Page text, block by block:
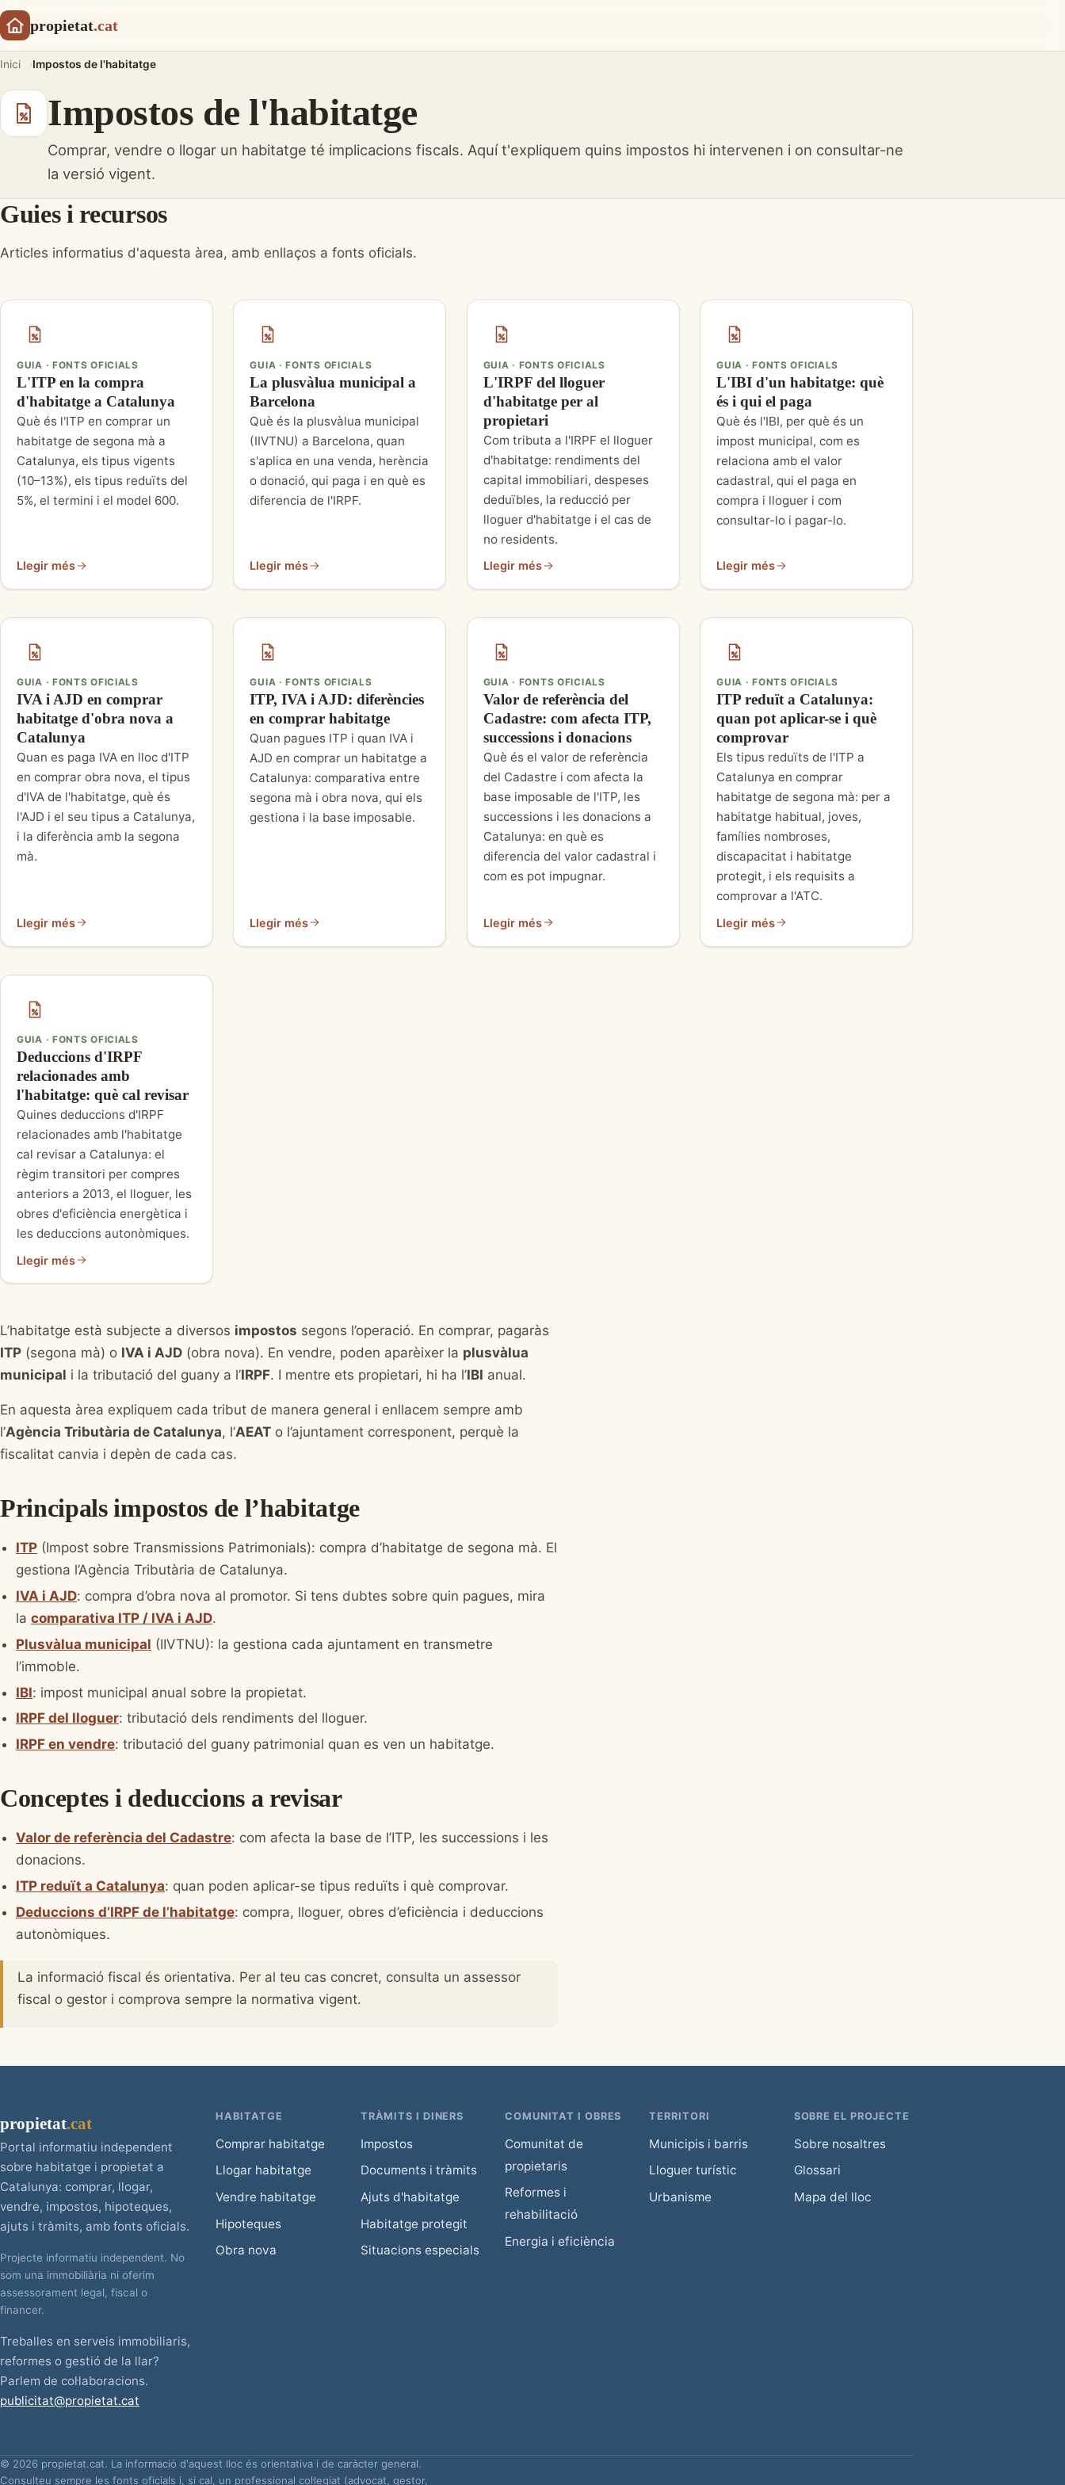
propietat.cat
Inici Impostos de l'habitatge
Impostos de l'habitatge
Comprar, vendre o llogar un habitatge té implicacions fiscals. Aquí t'expliquem quins impostos hi intervenen i on consultar-ne
la versió vigent.
Guies i recursos
Articles informatius d'aquesta àrea, amb enllaços a fonts oficials.
GUIA · FONTS OFICIALS
L'ITP en la compra
d'habitatge a Catalunya
Què és l'ITP en comprar un
habitatge de segona mà a
Catalunya, els tipus vigents
(10–13%), els tipus reduïts del
5%, el termini i el model 600.
Llegir més
GUIA · FONTS OFICIALS
La plusvàlua municipal a
Barcelona
Què és la plusvàlua municipal
(IIVTNU) a Barcelona, quan
s'aplica en una venda, herència
o donació, qui paga i en què es
diferencia de l'IRPF.
Llegir més
GUIA · FONTS OFICIALS
L'IRPF del lloguer
d'habitatge per al
propietari
Com tributa a l'IRPF el lloguer
d'habitatge: rendiments del
capital immobiliari, despeses
deduïbles, la reducció per
lloguer d'habitatge i el cas de
no residents.
Llegir més
GUIA · FONTS OFICIALS
L'IBI d'un habitatge: què
és i qui el paga
Què és l'IBI, per què és un
impost municipal, com es
relaciona amb el valor
cadastral, qui el paga en
compra i lloguer i com
consultar-lo i pagar-lo.
Llegir més
GUIA · FONTS OFICIALS
IVA i AJD en comprar
habitatge d'obra nova a
Catalunya
Quan es paga IVA en lloc d'ITP
en comprar obra nova, el tipus
d'IVA de l'habitatge, què és
l'AJD i el seu tipus a Catalunya,
i la diferència amb la segona
mà.
Llegir més
GUIA · FONTS OFICIALS
ITP, IVA i AJD: diferències
en comprar habitatge
Quan pagues ITP i quan IVA i
AJD en comprar un habitatge a
Catalunya: comparativa entre
segona mà i obra nova, qui els
gestiona i la base imposable.
Llegir més
GUIA · FONTS OFICIALS
Valor de referència del
Cadastre: com afecta ITP,
successions i donacions
Què és el valor de referència
del Cadastre i com afecta la
base imposable de l'ITP, les
successions i les donacions a
Catalunya: en què es
diferencia del valor cadastral i
com es pot impugnar.
Llegir més
GUIA · FONTS OFICIALS
ITP reduït a Catalunya:
quan pot aplicar-se i què
comprovar
Els tipus reduïts de l'ITP a
Catalunya en comprar
habitatge de segona mà: per a
habitatge habitual, joves,
famílies nombroses,
discapacitat i habitatge
protegit, i els requisits a
comprovar a l'ATC.
Llegir més
GUIA · FONTS OFICIALS
Deduccions d'IRPF
relacionades amb
l'habitatge: què cal revisar
Quines deduccions d'IRPF
relacionades amb l'habitatge
cal revisar a Catalunya: el
règim transitori per compres
anteriors a 2013, el lloguer, les
obres d'eficiència energètica i
les deduccions autonòmiques.
Llegir més
L’habitatge està subjecte a diversos impostos segons l’operació. En comprar, pagaràs
ITP (segona mà) o IVA i AJD (obra nova). En vendre, poden aparèixer la plusvàlua
municipal i la tributació del guany a l’IRPF. I mentre ets propietari, hi ha l’IBI anual.
En aquesta àrea expliquem cada tribut de manera general i enllacem sempre amb
l’Agència Tributària de Catalunya, l’AEAT o l’ajuntament corresponent, perquè la
fiscalitat canvia i depèn de cada cas.
Principals impostos de l’habitatge
ITP (Impost sobre Transmissions Patrimonials): compra d’habitatge de segona mà. El
gestiona l’Agència Tributària de Catalunya.
IVA i AJD: compra d’obra nova al promotor. Si tens dubtes sobre quin pagues, mira
la comparativa ITP / IVA i AJD.
Plusvàlua municipal (IIVTNU): la gestiona cada ajuntament en transmetre
l’immoble.
IBI: impost municipal anual sobre la propietat.
IRPF del lloguer: tributació dels rendiments del lloguer.
IRPF en vendre: tributació del guany patrimonial quan es ven un habitatge.
Conceptes i deduccions a revisar
Valor de referència del Cadastre: com afecta la base de l’ITP, les successions i les
donacions.
ITP reduït a Catalunya: quan poden aplicar-se tipus reduïts i què comprovar.
Deduccions d’IRPF de l’habitatge: compra, lloguer, obres d’eficiència i deduccions
autonòmiques.
La informació fiscal és orientativa. Per al teu cas concret, consulta un assessor
fiscal o gestor i comprova sempre la normativa vigent.
propietat.cat
Portal informatiu independent
sobre habitatge i propietat a
Catalunya: comprar, llogar,
vendre, impostos, hipoteques,
ajuts i tràmits, amb fonts oficials.
Projecte informatiu independent. No
som una immobiliària ni oferim
assessorament legal, fiscal o
financer.
Treballes en serveis immobiliaris,
reformes o gestió de la llar?
Parlem de col·laboracions.
publicitat@propietat.cat
HABITATGE
Comprar habitatge
Llogar habitatge
Vendre habitatge
Hipoteques
Obra nova
TRÀMITS I DINERS
Impostos
Documents i tràmits
Ajuts d'habitatge
Habitatge protegit
Situacions especials
COMUNITAT I OBRES
Comunitat de
propietaris
Reformes i
rehabilitació
Energia i eficiència
TERRITORI
Municipis i barris
Lloguer turístic
Urbanisme
SOBRE EL PROJECTE
Sobre nosaltres
Glossari
Mapa del lloc
© 2026 propietat.cat. La informació d'aquest lloc és orientativa i de caràcter general.
Consulteu sempre les fonts oficials i, si cal, un professional col·legiat (advocat, gestor,